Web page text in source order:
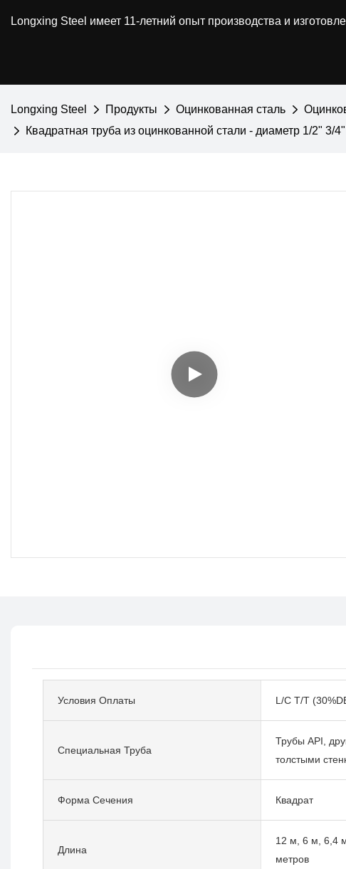
Longxing Steel имеет 11-летний опыт производства и
Longxing Steel Продукты Оцинкованная сталь
Квадратная труба из оцинкованной стали - диаметр 1/2" 3/
Условия Оплаты L/C T/T
Специальная Труба
Трубы API,
толстыми
Форма Сечения Квадрат
Длина
12 м, 6 м, 6,4
метров